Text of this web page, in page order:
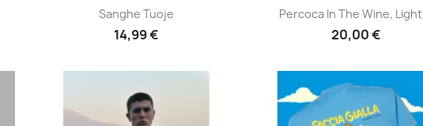
Anteprima
Sanghe Tuoje
14,99 €
Anteprima
Percoca In The Wine,
20,00 €